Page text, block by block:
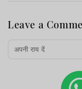
Leave a